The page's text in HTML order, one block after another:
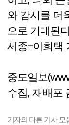
와 감시를 더
으로 기대된
세종=이희택
중도일보
수집, 재배포
기자의 다른 기사